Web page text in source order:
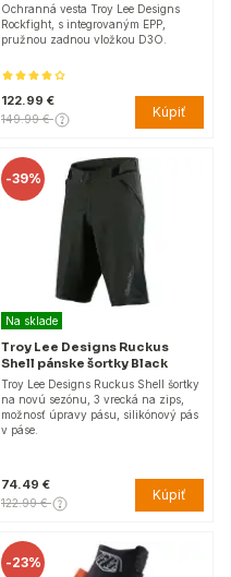
Ochranná vesta Troy Lee Designs
Rockfight, s integrovaným EPP,
pružnou zadnou vložkou D3O.
122.99 €
149.99 € Kúpiť
-39%
Na sklade
Troy Lee Designs Ruckus
Shell pánske šortky Black
Troy Lee Designs Ruckus Shell šortky
na novú sezónu, 3 vrecká na zips,
možnosť úpravy pásu, silikónový pás
v páse.
74.49 €
122.99 € Kúpiť
-23%